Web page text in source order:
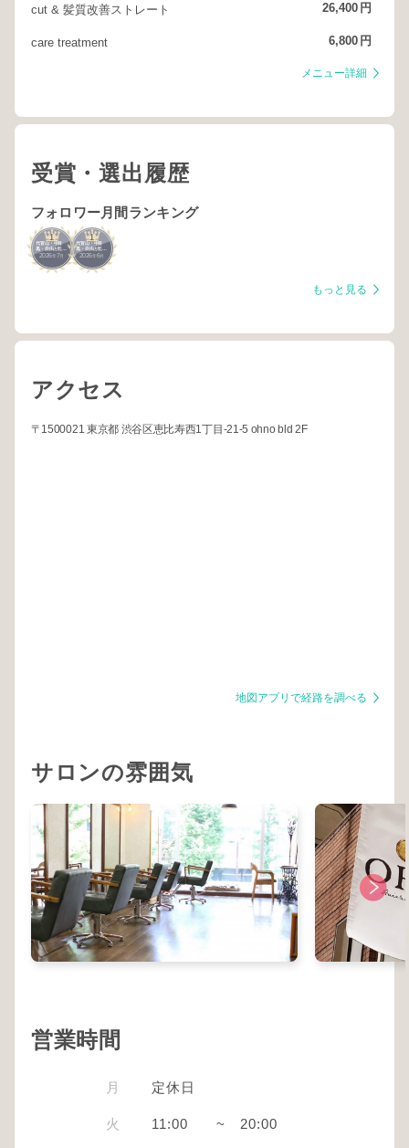
cut & 髪質改善ストレート 26,400 円
care treatment 6,800 円
メニュー詳細
受賞・選出履歴
フォロワー月間ランキング
1
代官山・中目
黒・自由が丘・
武蔵小杉・学大
2026年 7
1
代官山・中目
黒・自由が丘・
武蔵小杉・学大
2026年 6月
もっと見る
アクセス
〒1500021 東京都 渋谷区恵比寿西1丁目-21-5 ohno bld 2F
地図アプリで経路を調べる
サロンの雰囲気
営業時間
月 定休日
火 11:00 ~ 20:00